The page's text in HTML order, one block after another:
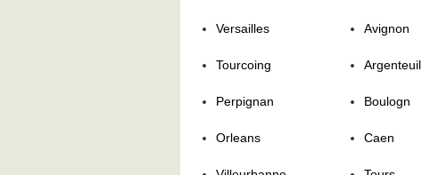
Versailles Avignon
Tourcoing Argenteuil
Perpignan Boulogn
Orleans Caen